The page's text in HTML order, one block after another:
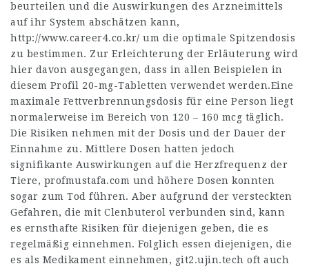
beurteilen und die Auswirkungen des Arzneimittels
auf ihr System abschätzen kann,
http://www.career4.co.kr/ um die optimale Spitzendosis
zu bestimmen. Zur Erleichterung der Erläuterung wird
hier davon ausgegangen, dass in allen Beispielen in
diesem Profil 20-mg-Tabletten verwendet werden.Eine
maximale Fettverbrennungsdosis für eine Person liegt
normalerweise im Bereich von 120 – 160 mcg täglich.
Die Risiken nehmen mit der Dosis und der Dauer der
Einnahme zu. Mittlere Dosen hatten jedoch
signifikante Auswirkungen auf die Herzfrequenz der
Tiere, profmustafa.com und höhere Dosen konnten
sogar zum Tod führen. Aber aufgrund der versteckten
Gefahren, die mit Clenbuterol verbunden sind, kann
es ernsthafte Risiken für diejenigen geben, die es
regelmäßig einnehmen. Folglich essen diejenigen, die
es als Medikament einnehmen, git2.ujin.tech oft auch